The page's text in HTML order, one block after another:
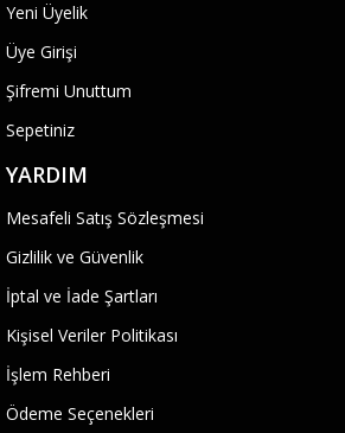
Yeni Üyelik
Üye Girişi
Şifremi Unuttum
Sepetiniz
YARDIM
Mesafeli Satış Sözleşmesi
Gizlilik ve Güvenlik
İptal ve İade Şartları
Kişisel Veriler Politikası
İşlem Rehberi
Ödeme Seçenekleri